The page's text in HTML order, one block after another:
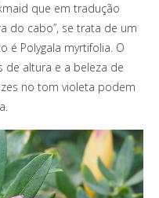
que em tradução
do cabo”, se trata de um
é Polygala myrtifolia. O
altura e a beleza de
no tom violeta podem